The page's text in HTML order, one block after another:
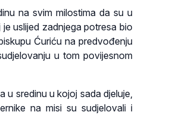
na svim milostima da su u
uslijed zadnjega potresa bio
Ćuriću na predvođenju
u tom povijesnom
u sredinu u kojoj sada djeluje,
na misi su sudjelovali i